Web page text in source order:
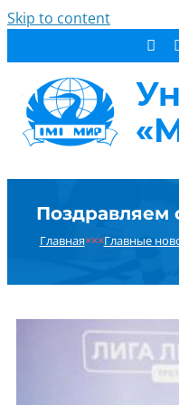
Skip to content
СТУДЕНТУ
ДОПОБРАЗОВАНИЕ
КОНТАКТЫ
РЕЗУЛЬТАТ
Поздравляем
Главная×××Главные